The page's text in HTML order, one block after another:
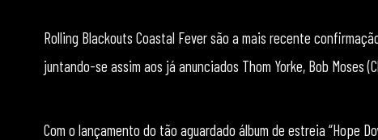
Rolling Blackouts Coastal Fever são a mais recente
juntando-se assim aos já anunciados Thom Yorke, Bob Moses
Com o lançamento do tão aguardado álbum de estreia “Hope